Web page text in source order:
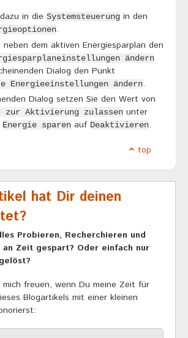
in die Systemsteuerung in den
.
neben dem aktiven Energiesparplan den
ändern
Dialog den Punkt
Energieeinstellungen ändern.
Dialog setzen Sie den Wert von
zur Aktivierung zulassen unter
Energie sparen auf Deaktivieren.
top
hat Dir deinen
Probieren, Recherchieren und
an Zeit gespart? Oder einfach nur
mich freuen, wenn Du meine Zeit für
Blogartikels mit einer kleinen